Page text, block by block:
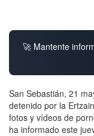
🚀 Mantente
San Sebastián, 21
detenido por la
fotos y vídeos de
ha informado este